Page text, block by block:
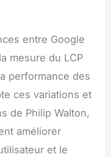
entre Google
mesure du LCP
performance des
ces variations et
de Philip Walton,
améliorer
et le